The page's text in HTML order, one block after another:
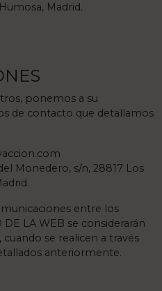
Madrid.
ponemos a su
de contacto que detallamos
Monedero, s/n, 28817 Los
entre los
DE LA WEB se considerarán
se realicen a través
anteriormente.